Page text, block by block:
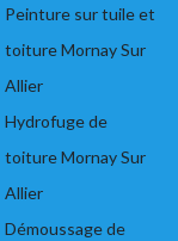
Peinture sur tuile et
toiture Mornay Sur
Allier
Hydrofuge de
toiture Mornay Sur
Allier
Démoussage de